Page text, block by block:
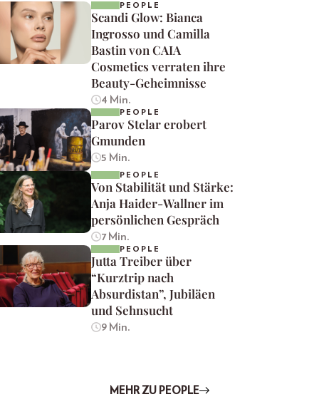
PEOPLE
Scandi Glow: Bianca
Ingrosso und Camilla
Bastin von CAIA
Cosmetics verraten ihre
Beauty-Geheimnisse
4 Min.
PEOPLE
Parov Stelar erobert
Gmunden
5 Min.
PEOPLE
Von Stabilität und Stärke:
Anja Haider-Wallner im
persönlichen Gespräch
7 Min.
PEOPLE
Jutta Treiber über
“Kurztrip nach
Absurdistan”, Jubiläen
und Sehnsucht
9 Min.
MEHR ZU PEOPLE